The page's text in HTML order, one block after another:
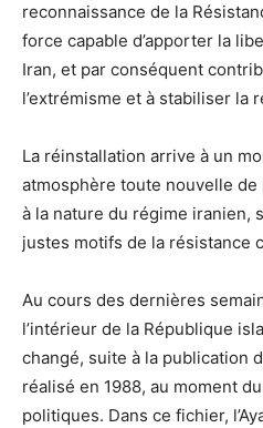
reconnaissance de la
force capable d’apporter la
Iran, et par conséquent
l’extrémisme et à stabiliser la
La réinstallation arrive à un
atmosphère toute nouvelle
à la nature du régime iranien,
justes motifs de la résistance
Au cours des dernières
l’intérieur de la République
changé, suite à la publication
réalisé en 1988, au moment
politiques. Dans ce fichier,